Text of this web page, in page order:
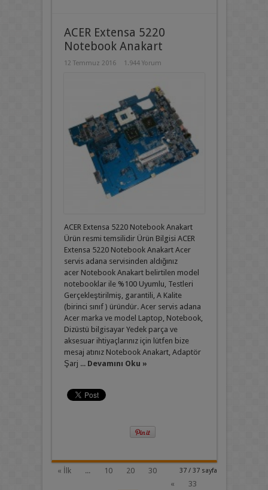
ACER Extensa 5220
Notebook Anakart
12 Temmuz 2016 1.944 Yorum
ACER Extensa 5220 Notebook Anakart
Ürün resmi temsilidir Ürün Bilgisi ACER
Extensa 5220 Notebook Anakart Acer
servis adana servisinden aldığınız
acer Notebook Anakart belirtilen model
notebooklar ile %100 Uyumlu, Testleri
Gerçekleştirilmiş, garantili, A Kalite
(birinci sınıf ) üründür. Acer servis adana
Acer marka ve model Laptop, Notebook,
Dizüstü bilgisayar Yedek parça ve
aksesuar ihtiyaçlarınız için lütfen bize
mesaj atınız Notebook Anakart, Adaptör
Şarj ... Devamını Oku »
37 / 37 sayfa
« İlk ... 10 20
30
«
33